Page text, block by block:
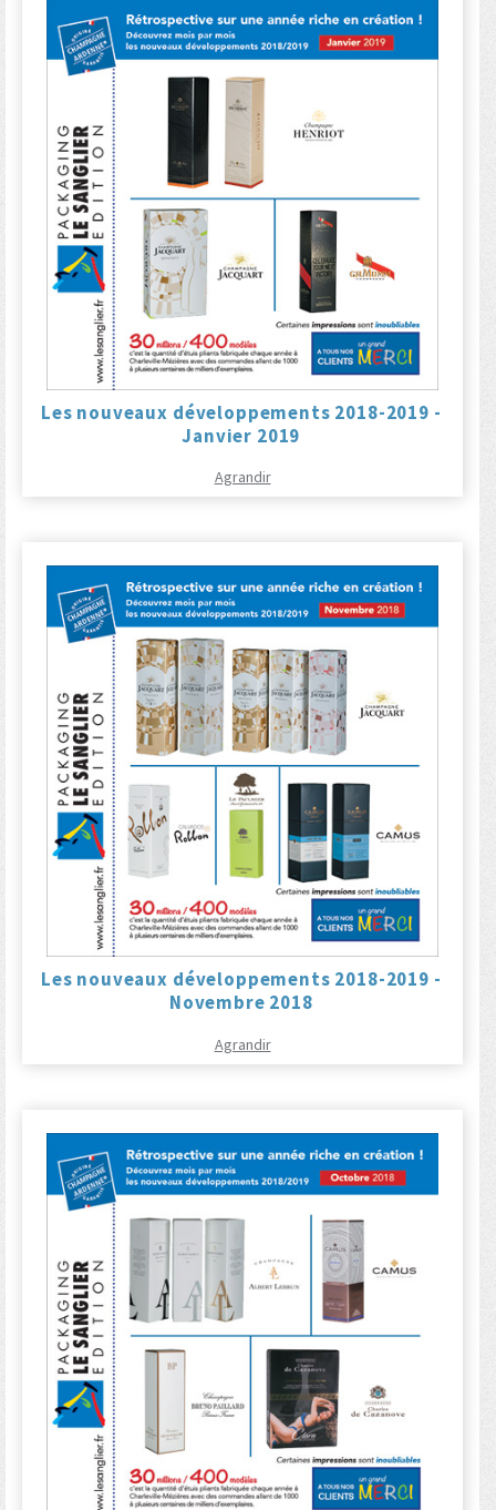
Les nouveaux développements 2018-2019 -
Janvier 2019
Agrandir
Les nouveaux développements 2018-2019 -
Novembre 2018
Agrandir